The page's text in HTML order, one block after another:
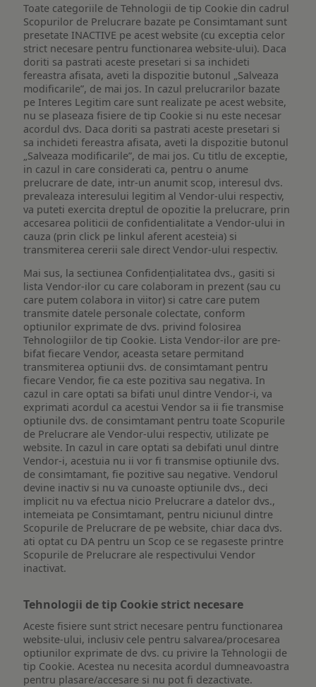
Toate categoriile de Tehnologii de tip Cookie din cadrul
Scopurilor de Prelucrare bazate pe Consimtamant sunt
presetate INACTIVE pe acest website (cu exceptia celor
strict necesare pentru functionarea website-ului). Daca
doriti sa pastrati aceste presetari si sa inchideti
fereastra afisata, aveti la dispozitie butonul „Salveaza
modificarile”, de mai jos. In cazul prelucrarilor bazate
pe Interes Legitim care sunt realizate pe acest website,
nu se plaseaza fisiere de tip Cookie si nu este necesar
acordul dvs. Daca doriti sa pastrati aceste presetari si
sa inchideti fereastra afisata, aveti la dispozitie butonul
„Salveaza modificarile”, de mai jos. Cu titlu de exceptie,
in cazul in care considerati ca, pentru o anume
prelucrare de date, intr-un anumit scop, interesul dvs.
prevaleaza interesului legitim al Vendor-ului respectiv,
va puteti exercita dreptul de opozitie la prelucrare, prin
accesarea politicii de confidentialitate a Vendor-ului in
cauza (prin click pe linkul aferent acesteia) si
transmiterea cererii sale direct Vendor-ului respectiv.
Mai sus, la sectiunea Confidențialitatea dvs., gasiti si
lista Vendor-ilor cu care colaboram in prezent (sau cu
care putem colabora in viitor) si catre care putem
transmite datele personale colectate, conform
optiunilor exprimate de dvs. privind folosirea
Tehnologiilor de tip Cookie. Lista Vendor-ilor are pre-
bifat fiecare Vendor, aceasta setare permitand
transmiterea optiunii dvs. de consimtamant pentru
fiecare Vendor, fie ca este pozitiva sau negativa. In
cazul in care optati sa bifati unul dintre Vendor-i, va
exprimati acordul ca acestui Vendor sa ii fie transmise
optiunile dvs. de consimtamant pentru toate Scopurile
de Prelucrare ale Vendor-ului respectiv, utilizate pe
website. In cazul in care optati sa debifati unul dintre
Vendor-i, acestuia nu ii vor fi transmise optiunile dvs.
de consimtamant, fie pozitive sau negative. Vendorul
devine inactiv si nu va cunoaste optiunile dvs., deci
implicit nu va efectua nicio Prelucrare a datelor dvs.,
intemeiata pe Consimtamant, pentru niciunul dintre
Scopurile de Prelucrare de pe website, chiar daca dvs.
ati optat cu DA pentru un Scop ce se regaseste printre
Scopurile de Prelucrare ale respectivului Vendor
inactivat.
Tehnologii de tip Cookie strict necesare
Aceste fisiere sunt strict necesare pentru functionarea
website-ului, inclusiv cele pentru salvarea/procesarea
optiunilor exprimate de dvs. cu privire la Tehnologii de
tip Cookie. Acestea nu necesita acordul dumneavoastra
pentru plasare/accesare si nu pot fi dezactivate.